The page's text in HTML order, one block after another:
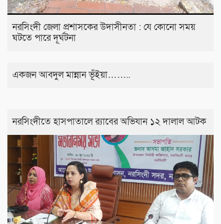
নরসিংদী জেলা প্রশাসকের উদাসীনতা : যে কোনো সময়
ঘটতে পারে দূর্ঘটনা
একজন আবদুল মান্নান ভূঁইয়া……..
নরসিংদীতে হাসপাতালে র‍্যাবের অভিযান ১২ দালাল আটক